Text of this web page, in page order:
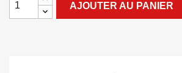
AJOUTER AU PANIER